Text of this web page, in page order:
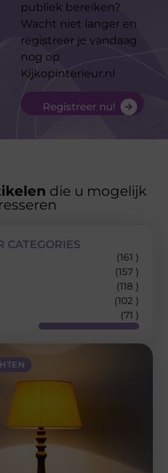
publiek bereiken?
Wacht niet langer en
registreer je vandaag
nog op
Kijkopinterieur.nl
Registreer nu!
die u mogelijk
CATEGORIES
(161 )
(157 )
(118 )
(102 )
(71 )